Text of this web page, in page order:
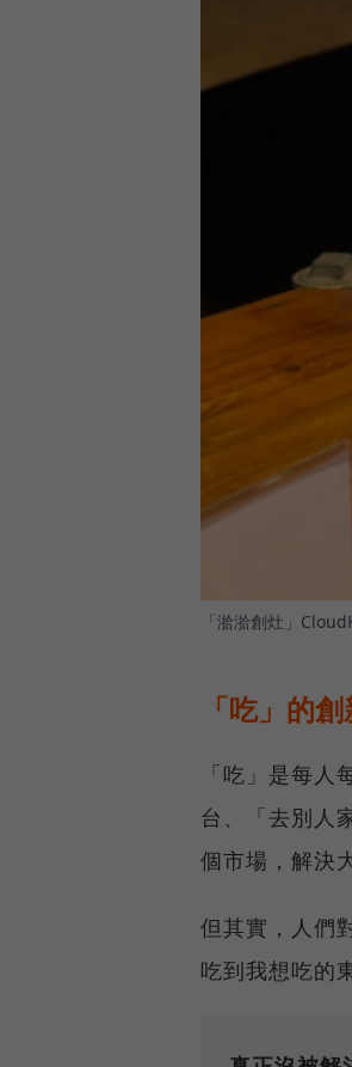
「湁湁創灶」
「吃」的
「吃」是每
台、「去別人
個市場，解決
但其實，人們
吃到我想吃的